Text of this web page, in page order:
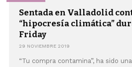
Sentada en Valladolid
“hipocresía climática”
Friday
29 NOVIEMBRE 2019
“Tu compra contamina”, ha sido